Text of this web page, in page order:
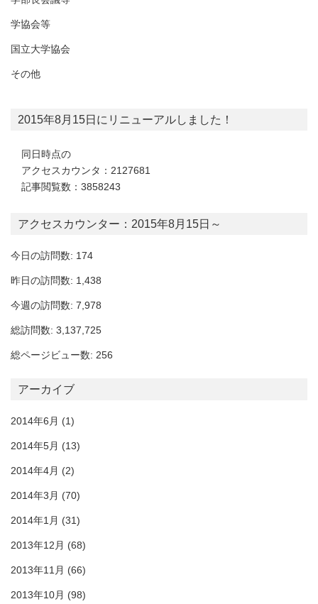
学協会等
国立大学協会
その他
2015年8月15日にリニューアルしました！
同日時点の
アクセスカウンタ：2127681
記事閲覧数：3858243
アクセスカウンター：2015年8月15日～
今日の訪問数: 174
昨日の訪問数: 1,438
今週の訪問数: 7,978
総訪問数: 3,137,725
総ページビュー数: 256
アーカイブ
2014年6月 (1)
2014年5月 (13)
2014年4月 (2)
2014年3月 (70)
2014年1月 (31)
2013年12月 (68)
2013年11月 (66)
2013年10月 (98)